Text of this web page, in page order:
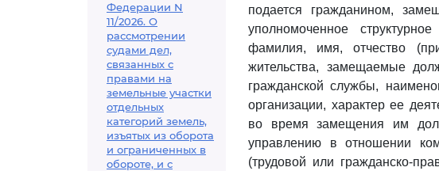
Федерации N
11/2026. О
рассмотрении
судами дел,
связанных с
правами на
земельные участки
отдельных
категорий земель,
изъятых из оборота
и ограниченных в
обороте, и с
подается гражданином,
уполномоченное
фамилия, имя, отчество
жительства, замещаемые
гражданской службы,
организации, характер ее
во время замещения им
управлению в отношении
(трудовой или гражданско-